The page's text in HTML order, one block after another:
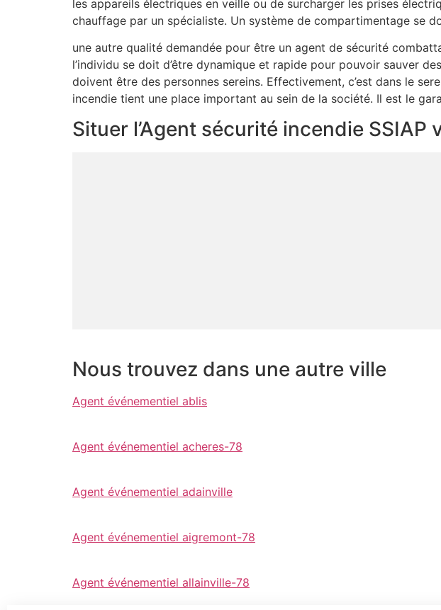
les appareils électriques en veille ou de surcharger les prises
chauffage par un spécialiste. Un système de compartimentage se
une autre qualité demandée pour être un agent de sécurité
l’individu se doit d’être dynamique et rapide pour pouvoir sauver
doivent être des personnes sereins. Effectivement, c’est dans le
incendie tient une place important au sein de la société. Il est le
Situer l’Agent sécurité incendie
Nous trouvez dans une autre ville
Agent événementiel ablis
Agent événementiel acheres-78
Agent événementiel adainville
Agent événementiel aigremont-78
Agent événementiel allainville-78